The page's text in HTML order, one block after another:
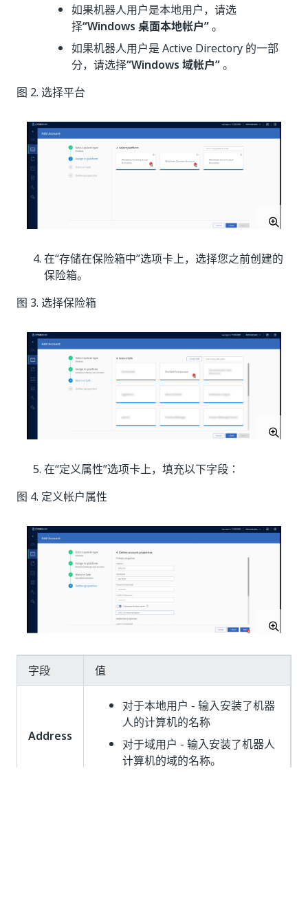
如果机器人用户是本地用户，请选
择“Windows 桌面本地帐户”。
如果机器人用户是 Active Directory 的一部
分，请选择“Windows 域帐户”。
图 2. 选择平台
在“存储在保险箱中”选项卡上，选择您之前创建的
保险箱。
图 3. 选择保险箱
在“定义属性”选项卡上，填充以下字段：
图 4. 定义帐户属性
字段 值
Address
对于本地用户 - 输入安装了机器
人的计算机的名称
对于域用户 - 输入安装了机器人
计算机的域的名称。